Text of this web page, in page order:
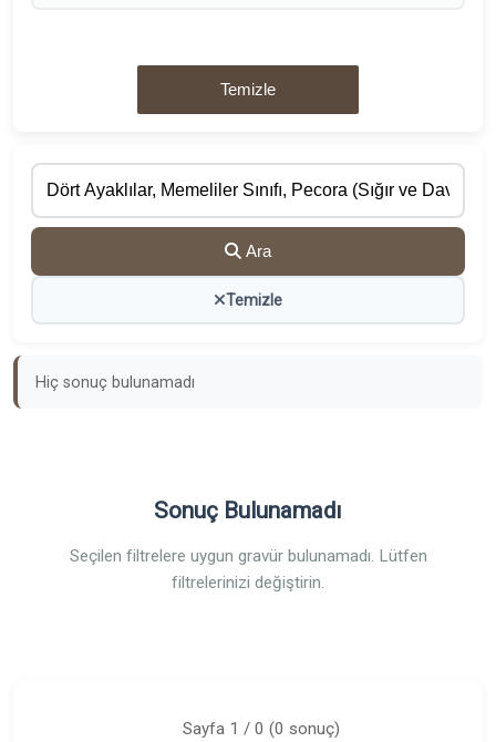
Temizle
Ara
Temizle
Hiç sonuç bulunamadı
Sonuç Bulunamadı
Seçilen filtrelere uygun gravür bulunamadı. Lütfen
filtrelerinizi değiştirin.
Sayfa 1 / 0 (0 sonuç)